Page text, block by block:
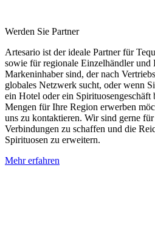
Werden Sie Partner
Artesario ist der ideale Partner für
sowie für regionale Einzelhändler und
Markeninhaber sind, der nach
globales Netzwerk sucht, oder wenn
ein Hotel oder ein Spirituosengeschäft
Mengen für Ihre Region erwerben
uns zu kontaktieren. Wir sind gerne
Verbindungen zu schaffen und die
Spirituosen zu erweitern.
Mehr erfahren